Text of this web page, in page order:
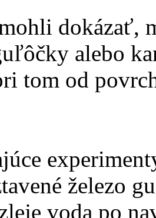
dokázať,
alebo
tom od
železo
voda po